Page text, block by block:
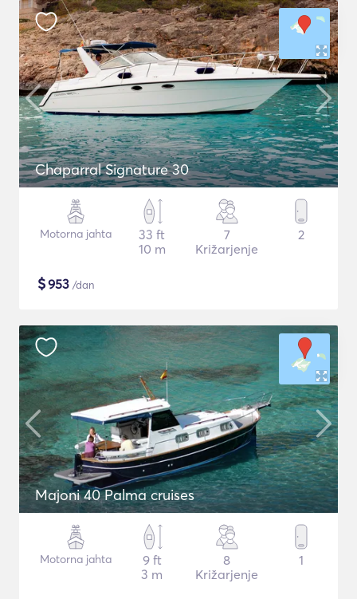
Chaparral Signature 30
Motorna jahta
33 ft
10 m
7
Križarjenje
2
$953 /dan
Majoni 40 Palma cruises
Motorna jahta
9 ft
3 m
8
Križarjenje
1